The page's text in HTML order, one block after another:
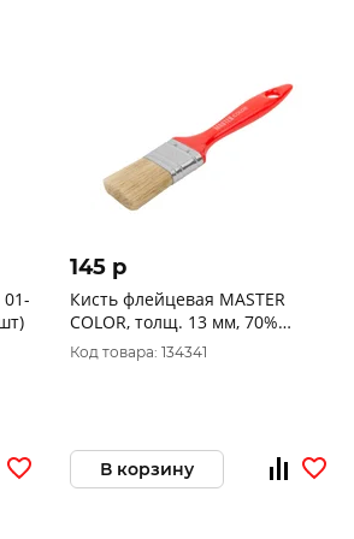
145 p
Кисть флейцевая MASTER
COLOR, толщ. 13 мм, 70%
ПБT/30% светлая натур.
щетина, нерж.обжим, пласт.
Код товара: 134341
В корзину